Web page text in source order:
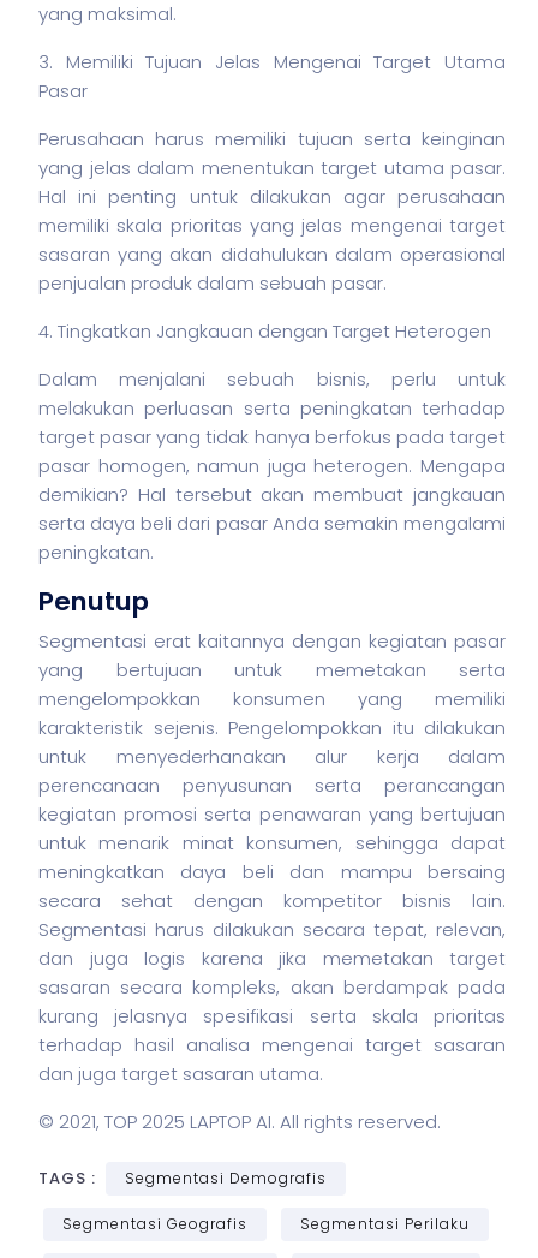
yang maksimal.
3. Memiliki Tujuan Jelas Mengenai Target Utama
Pasar
Perusahaan harus memiliki tujuan serta keinginan
yang jelas dalam menentukan target utama pasar.
Hal ini penting untuk dilakukan agar perusahaan
memiliki skala prioritas yang jelas mengenai target
sasaran yang akan didahulukan dalam operasional
penjualan produk dalam sebuah pasar.
4. Tingkatkan Jangkauan dengan Target Heterogen
Dalam menjalani sebuah bisnis, perlu untuk
melakukan perluasan serta peningkatan terhadap
target pasar yang tidak hanya berfokus pada target
pasar homogen, namun juga heterogen. Mengapa
demikian? Hal tersebut akan membuat jangkauan
serta daya beli dari pasar Anda semakin mengalami
peningkatan.
Penutup
Segmentasi erat kaitannya dengan kegiatan pasar
yang bertujuan untuk memetakan serta
mengelompokkan konsumen yang memiliki
karakteristik sejenis. Pengelompokkan itu dilakukan
untuk menyederhanakan alur kerja dalam
perencanaan penyusunan serta perancangan
kegiatan promosi serta penawaran yang bertujuan
untuk menarik minat konsumen, sehingga dapat
meningkatkan daya beli dan mampu bersaing
secara sehat dengan kompetitor bisnis lain.
Segmentasi harus dilakukan secara tepat, relevan,
dan juga logis karena jika memetakan target
sasaran secara kompleks, akan berdampak pada
kurang jelasnya spesifikasi serta skala prioritas
terhadap hasil analisa mengenai target sasaran
dan juga target sasaran utama.
© 2021, TOP 2025 LAPTOP AI. All rights reserved.
TAGS : Segmentasi Demografis
Segmentasi Geografis Segmentasi Perilaku